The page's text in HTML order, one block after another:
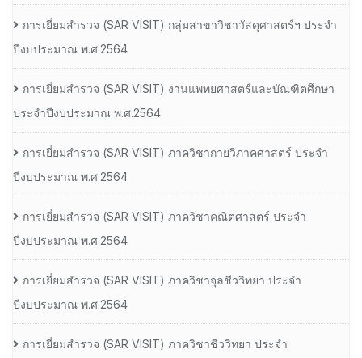
การเยี่ยมสํารวจ (SAR VISIT) กลุ่มสาขาวิชาวัสดุศาสตร์ฯ ประจํา
ปีงบประมาณ พ.ศ.2564
การเยี่ยมสํารวจ (SAR VISIT) งานแพทยศาสตร์และบัณฑิตศึกษา
ประจําปีงบประมาณ พ.ศ.2564
การเยี่ยมสํารวจ (SAR VISIT) ภาควิชากายวิภาคศาสตร์ ประจํา
ปีงบประมาณ พ.ศ.2564
การเยี่ยมสํารวจ (SAR VISIT) ภาควิชาคณิตศาสตร์ ประจํา
ปีงบประมาณ พ.ศ.2564
การเยี่ยมสํารวจ (SAR VISIT) ภาควิชาจุลชีววิทยา ประจํา
ปีงบประมาณ พ.ศ.2564
การเยี่ยมสํารวจ (SAR VISIT) ภาควิชาชีววิทยา ประจํา